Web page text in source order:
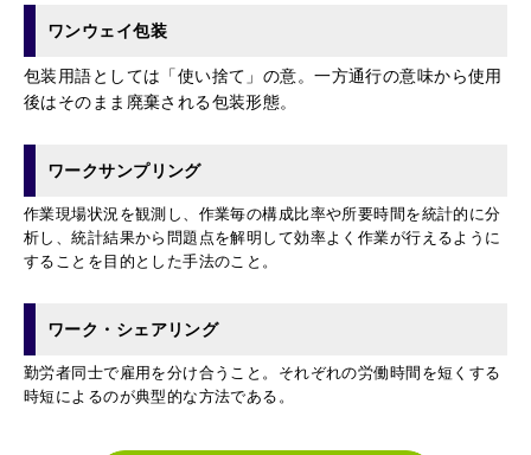
ワンウェイ包装
包装用語としては「使い捨て」の意。一方通行の意味から使用
後はそのまま廃棄される包装形態。
ワークサンプリング
作業現場状況を観測し、作業毎の構成比率や所要時間を統計的に分
析し、統計結果から問題点を解明して効率よく作業が行えるように
することを目的とした手法のこと。
ワーク・シェアリング
勤労者同士で雇用を分け合うこと。それぞれの労働時間を短くする
時短によるのが典型的な方法である。